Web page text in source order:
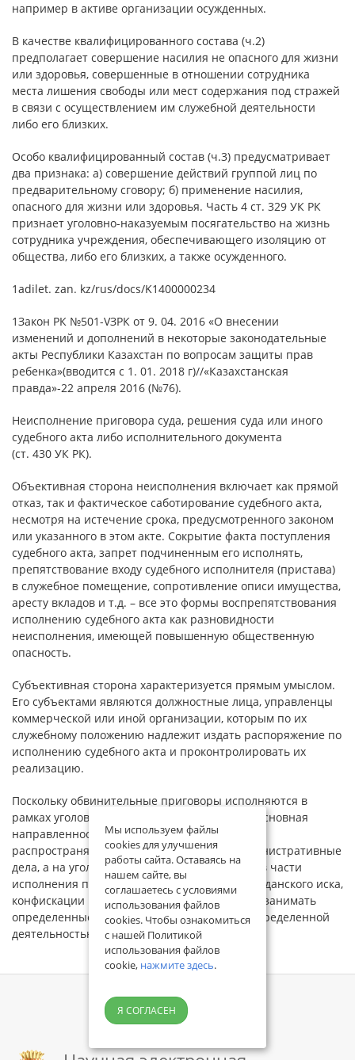
например в активе организации осужденных.
В качестве квалифицированного состава (ч.2)
предполагает совершение насилия не опасного для жизни
или здоровья, совершенные в отношении сотрудника
места лишения свободы или мест содержания под стражей
в связи с осуществлением им служебной деятельности
либо его близких.
Особо квалифицированный состав (ч.3) предусматривает
два признака: а) совершение действий группой лиц по
предварительному сговору; б) применение насилия,
опасного для жизни или здоровья. Часть 4 ст. 329 УК РК
признает уголовно-наказуемым посягательство на жизнь
сотрудника учреждения, обеспечивающего изоляцию от
общества, либо его близких, а также осужденного.
1adilet. zan. kz/rus/docs/K1400000234
1Закон РК №501-VЗРК от 9. 04. 2016 «О внесении
изменений и дополнений в некоторые законодательные
акты Республики Казахстан по вопросам защиты прав
ребенка»(вводится с 1. 01. 2018 г)//«Казахстанская
правда»-22 апреля 2016 (№76).
Неисполнение приговора суда, решения суда или иного
судебного акта либо исполнительного документа
(ст. 430 УК РК).
Объективная сторона неисполнения включает как прямой
отказ, так и фактическое саботирование судебного акта,
несмотря на истечение срока, предусмотренного законом
или указанного в этом акте. Сокрытие факта поступления
судебного акта, запрет подчиненным его исполнять,
препятствование входу судебного исполнителя (пристава)
в служебное помещение, сопротивление описи имущества,
аресту вкладов и т.д. – все это формы воспрепятствования
исполнению судебного акта как разновидности
неисполнения, имеющей повышенную общественную
опасность.
Субъективная сторона характеризуется прямым умыслом.
Его субъектами являются должностные лица, управленцы
коммерческой или иной организации, которым по их
служебному положению надлежит издать распоряжение по
исполнению судебного акта и проконтролировать их
реализацию.
Поскольку обвинительные приговоры исполняются в
рамках уголовно-исполнительной юстиции, основная
направленность рассматриваемой статьи
распространяется не на гражданские и административные
дела, а на уголовные дела, главным образом в части
исполнения приговора по обеспечению гражданского иска,
конфискации имущества, запрещения права занимать
определенные должности или заниматься определенной
деятельностью.
Мы используем файлы
cookies для улучшения
работы сайта. Оставаясь на
нашем сайте, вы
соглашаетесь с условиями
использования файлов
cookies. Чтобы ознакомиться
с нашей Политикой
использования файлов
cookie, нажмите здесь.
Я СОГЛАСЕН